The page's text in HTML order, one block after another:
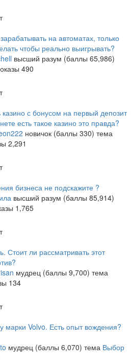
на автоматах, только
чтобы реально выигрывать?
высший разум (баллы 65,986)
490
с бонусом на первый депозит
есть такое казино это правда?
новичок (баллы 330) тема
2,291
бизнеса не подскажите ?
высший разум (баллы 85,914)
1,765
Стоит ли рассматривать этот
мудрец (баллы 9,700) тема
134
марки Volvo. Есть опыт вождения?
мудрец (баллы 6,070) тема Выбор